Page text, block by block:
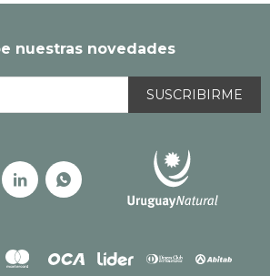
nuestras novedades
SUSCRIBIRME
 